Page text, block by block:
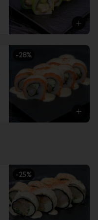
-28%
-25%